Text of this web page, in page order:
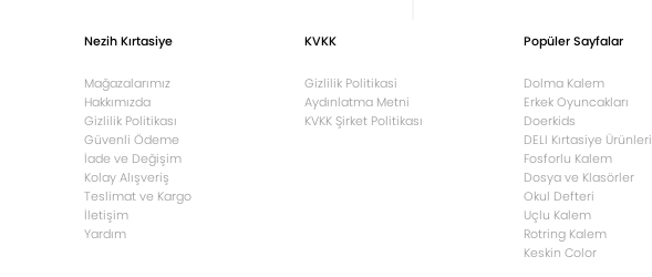
Nezih Kırtasiye
Mağazalarımız
Hakkımızda
Gizlilik Politikası
Güvenli Ödeme
İade ve Değişim
Kolay Alışveriş
Teslimat ve Kargo
İletişim
Yardım
KVKK
Gizlilik Politikasi
Aydınlatma Metni
KVKK Şirket Politikası
Popüler Sayfalar
Dolma Kalem
Erkek Oyuncakları
Doerkids
DELI Kırtasiye Ürünleri
Fosforlu Kalem
Dosya ve Klasörler
Okul Defteri
Uçlu Kalem
Rotring Kalem
Keskin Color